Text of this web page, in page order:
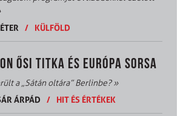
/ KÜLFÖLD
ŐSI TITKA ÉS EURÓPA SORSA
a „Sátán oltára” Berlinbe?»
ÁRPÁD
/ HIT ÉS ÉRTÉKEK